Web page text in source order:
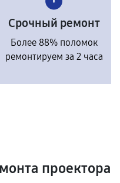
Срочный ремонт
Более 88% поломок
ремонтируем за 2 часа
проектора